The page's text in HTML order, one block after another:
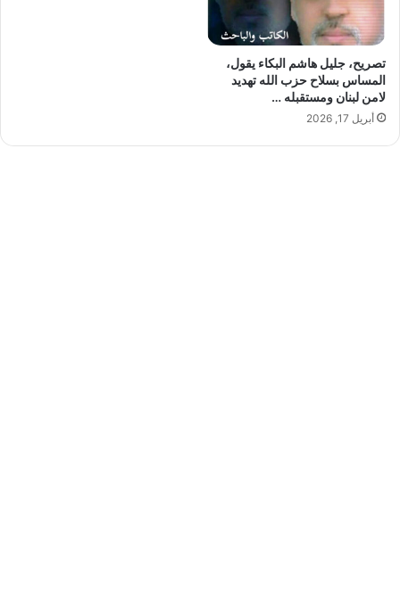
ب
ض
ك
"
تصريح، جليل هاشم البكاء يقول،
المساس بسلاح حزب الله تهديد
لامن لبنان ومستقبله …
أبريل 17, 2026